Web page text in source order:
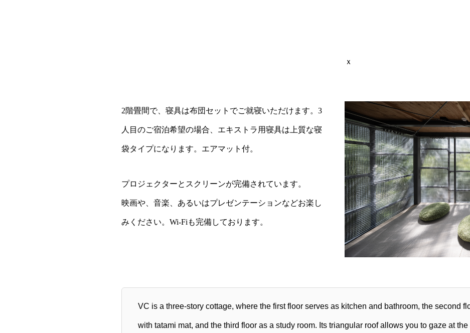
ｘ
2階畳間で、寝具は布団セットでご就寝いただけます。 3
人目のご宿泊希望の場合、エキストラ用寝具は上質な寝
袋タイプになります。エアマット付。
プロジェクターとスクリーンが完備されています。
映画や、音楽、あるいはプレゼンテーションなどお楽し
みください。 Wi-Fiも完備しております。
VC is a three-story cottage, where the first floor serves as kitchen and bathroom, the second
with tatami mat, and the third floor as a study room. Its triangular roof allows you to gaze at